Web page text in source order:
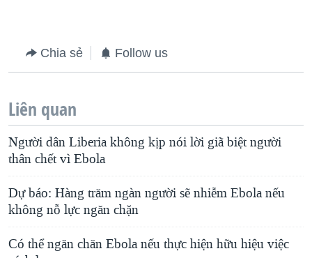
Chia sẻ Follow us
Liên quan
Người dân Liberia không kịp nói lời giã biệt người
thân chết vì Ebola
Dự báo: Hàng trăm ngàn người sẽ nhiễm Ebola nếu
không nỗ lực ngăn chặn
Có thể ngăn chăn Ebola nếu thực hiện hữu hiệu việc